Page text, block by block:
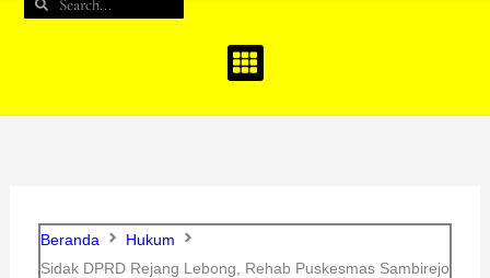
Beranda
Hukum
Sidak DPRD Rejang Lebong, Rehab Puskesmas Sambirejo